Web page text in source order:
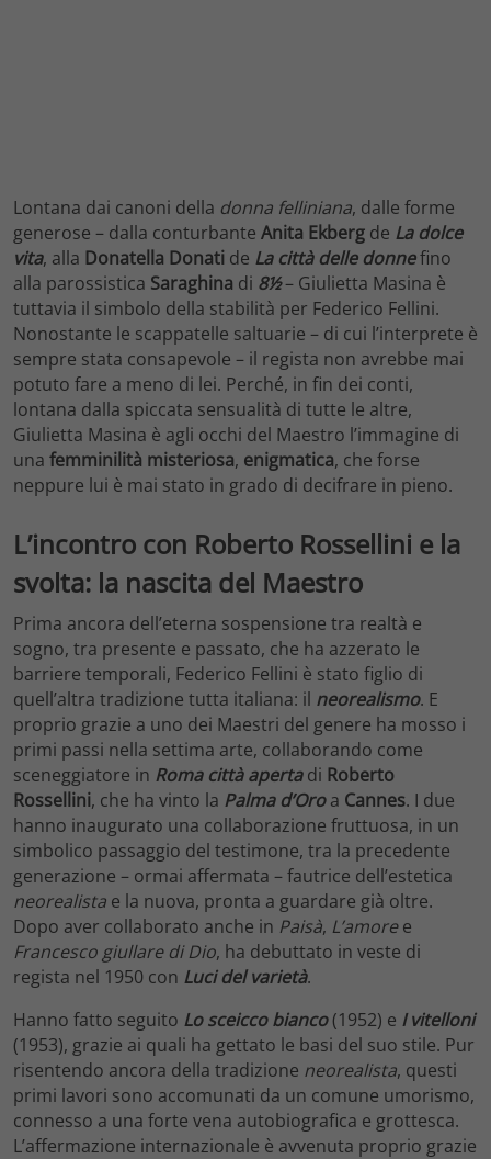
Lontana dai canoni della donna felliniana, dalle forme
generose – dalla conturbante Anita Ekberg de La dolce
vita, alla Donatella Donati de La città delle donnefino
alla parossistica Saraghina di 8½– Giulietta Masina è
tuttavia il simbolo della stabilità per Federico Fellini.
Nonostante le scappatelle saltuarie – di cui l’interprete è
sempre stata consapevole – il regista non avrebbe mai
potuto fare a meno di lei. Perché, in fin dei conti,
lontana dalla spiccata sensualità di tutte le altre,
Giulietta Masina è agli occhi del Maestro l’immagine di
una femminilità misteriosa, enigmatica, che forse
neppure lui è mai stato in grado di decifrare in pieno.
L’incontro con Roberto Rossellini e la
svolta: la nascita del Maestro
Prima ancora dell’eterna sospensione tra realtà e
sogno, tra presente e passato, che ha azzerato le
barriere temporali, Federico Fellini è stato figlio di
quell’altra tradizione tutta italiana: il neorealismo. E
proprio grazie a uno dei Maestri del genere ha mosso i
primi passi nella settima arte, collaborando come
sceneggiatore in Roma città apertadi Roberto
Rossellini, che ha vinto la Palma d’Oroa Cannes. I due
hanno inaugurato una collaborazione fruttuosa, in un
simbolico passaggio del testimone, tra la precedente
generazione – ormai affermata – fautrice dell’estetica
neorealista e la nuova, pronta a guardare già oltre.
Dopo aver collaborato anche in Paisà, L’amoree
Francesco giullare di Dio, ha debuttato in veste di
regista nel 1950 con Luci del varietà.
Hanno fatto seguito Lo sceicco bianco(1952) e I vitelloni
(1953), grazie ai quali ha gettato le basi del suo stile. Pur
risentendo ancora della tradizione neorealista, questi
primi lavori sono accomunati da un comune umorismo,
connesso a una forte vena autobiografica e grottesca.
L’affermazione internazionale è avvenuta proprio grazie